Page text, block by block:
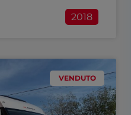
2018
VENDUTO